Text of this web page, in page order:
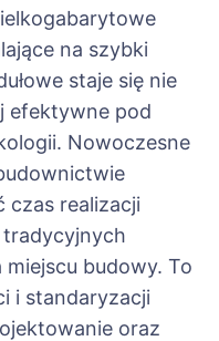
na szybki
staje się nie
efektywne pod
Nowoczesne
czas realizacji
tradycyjnych
budowy. To
i standaryzacji
oraz